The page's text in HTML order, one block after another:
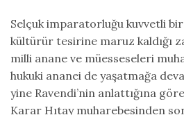
Selçuk imparatorluğu kuvvetli
kültürür tesirine maruz kaldığı
milli anane ve müesseseleri
hukuki ananei de yaşatmağa
yine Ravendi’nin anlattığına
Karar Hıtay muharebesinden